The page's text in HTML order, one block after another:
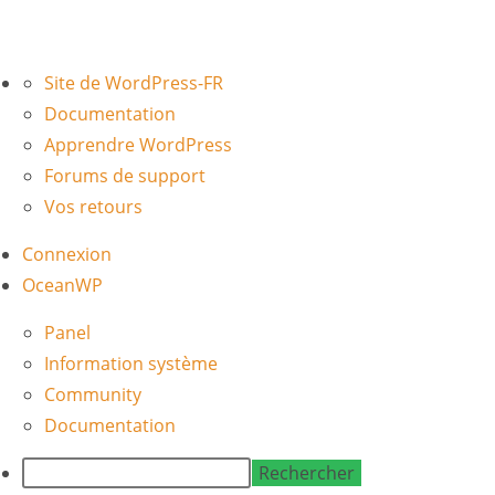
À
propos
WordPress
Site de WordPress-FR
Documentation
Apprendre WordPress
Forums de support
Vos retours
Connexion
OceanWP
Panel
Information système
Community
Documentation
Rechercher